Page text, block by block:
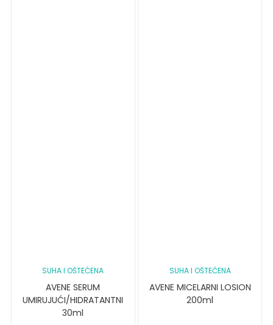
SUHA I OŠTEĆENA
AVENE SERUM
UMIRUJUĆI/HIDRATANTNI
30ml
SUHA I OŠTEĆENA
AVENE MICELARNI LOSION
200ml